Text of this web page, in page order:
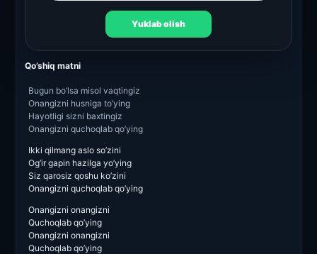
Yuklab olish
Qo’shiq matni
Bugun bo’lsa misol vaqtingiz
Onangizni husniga to’ying
Hayotligi sizni baxtingiz
Onangizni quchoqlab qo’ying
Ikki qilmang aslo so’zini
Og’ir gapin hazilga yo’ying
Siz qarosiz qoshu ko’zini
Onangizni quchoqlab qo’ying
Onangizni onangizni
Quchoqlab qo’ying
Onangizni onangizni
Quchoqlab qo’ying